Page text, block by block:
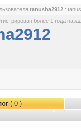
tanusha2912 :
более 1 года
( 0 )